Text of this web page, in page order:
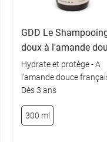
GDD Le
doux à l'amande
Hydrate et protège - A
l'amande douce
Dès 3 ans
300 ml